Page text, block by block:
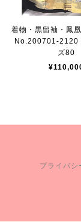
着物・黒留袖・鳳
No.200701-2120
ズ80
プライバシ